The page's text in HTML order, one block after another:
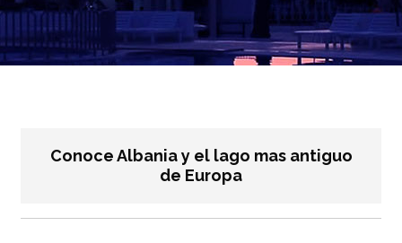
Conoce Albania y el lago mas antiguo
de Europa